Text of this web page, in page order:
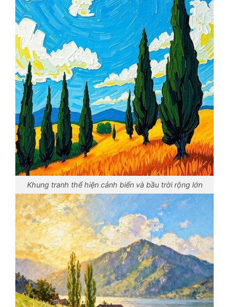
Khung tranh thể hiện cảnh biển và bầu trời rộng lớn